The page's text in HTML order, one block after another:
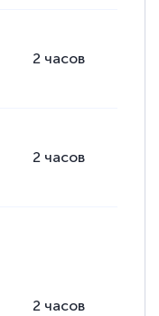
2 часов
2 часов
2 часов